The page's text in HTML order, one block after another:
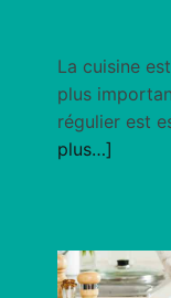
La cuisine
plus
régulier est
plus…]